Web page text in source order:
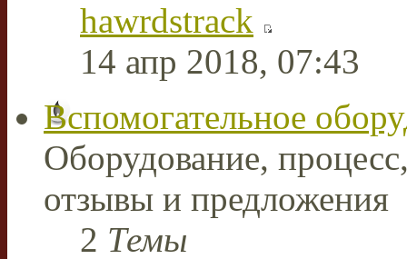
hawrdstrack
14 апр 2018, 07:43
Вспомогательное
Оборудование,
отзывы и предложения
2 Темы